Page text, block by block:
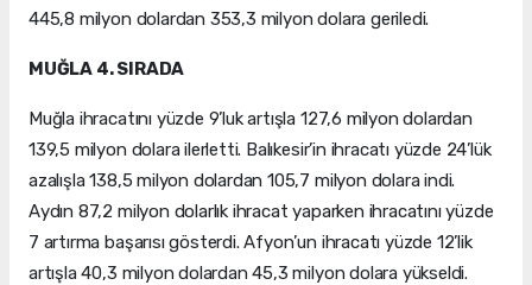
445,8 milyon dolardan 353,3 milyon dolara geriledi.
MUĞLA 4. SIRADA
Muğla ihracatını yüzde 9’luk artışla 127,6 milyon dolardan
139,5 milyon dolara ilerletti. Balıkesir’in ihracatı yüzde 24’lük
azalışla 138,5 milyon dolardan 105,7 milyon dolara indi.
Aydın 87,2 milyon dolarlık ihracat yaparken ihracatını yüzde
7 artırma başarısı gösterdi. Afyon’un ihracatı yüzde 12’lik
artışla 40,3 milyon dolardan 45,3 milyon dolara yükseldi.